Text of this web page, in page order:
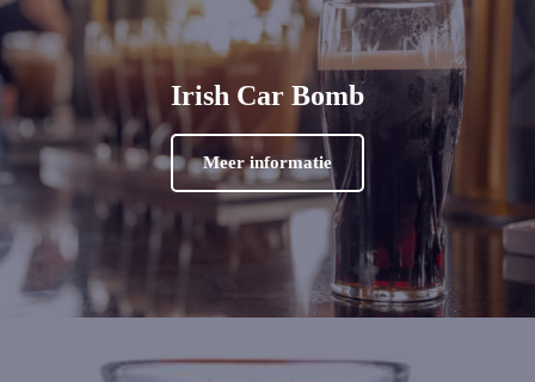
Irish Car Bomb
Meer informatie